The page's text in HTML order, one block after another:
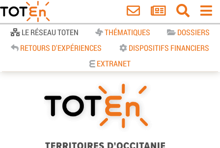
LE RÉSEAU TOTEN THÉMATIQUES
DOSSIERS
RETOURS D'EXPÉRIENCES
DISPOSITIFS FINANCIERS
EXTRANET